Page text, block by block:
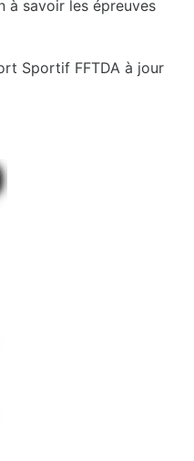
à savoir les épreuves
Sportif FFTDA à jour